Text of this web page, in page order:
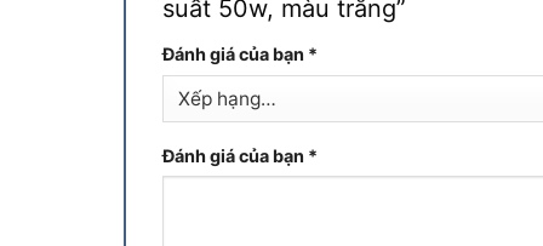
suất 50w, màu trắng”
Đánh giá của bạn *
Đánh giá của bạn *